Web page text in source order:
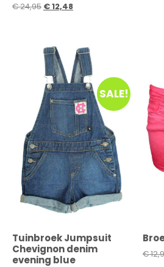
€24,95 €12,48
SALE!
Tuinbroek Jumpsuit
Chevignon denim
evening blue
€